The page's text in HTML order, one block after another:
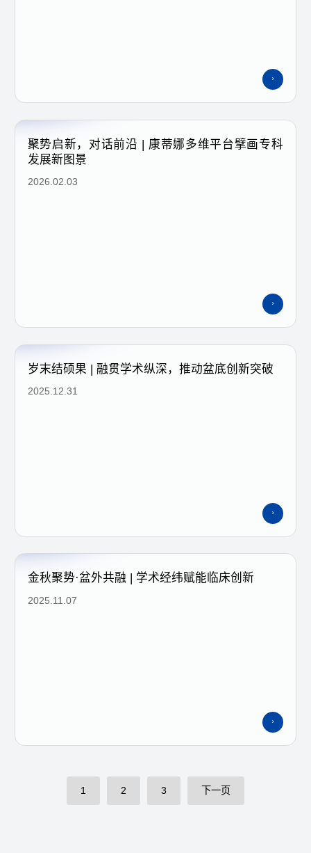
2026.02.03
聚势启新，对话前沿 | 康蒂娜多维平台擘画专科
发展新图景
2025.12.31
岁末结硕果 | 融贯学术纵深，推动盆底创新突破
2025.11.07
金秋聚势·盆外共融 | 学术经纬赋能临床创新
1 2 3 下一页